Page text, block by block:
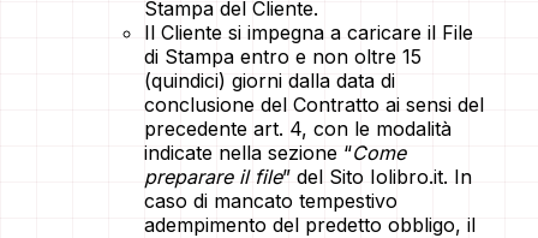
Stampa del Cliente.
Il Cliente si impegna a caricare il File
di Stampa entro e non oltre 15
(quindici) giorni dalla data di
conclusione del Contratto ai sensi del
precedente art. 4, con le modalità
indicate nella sezione “Come
preparare il file” del Sito Iolibro.it. In
caso di mancato tempestivo
adempimento del predetto obbligo, il